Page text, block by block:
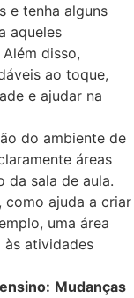
e tenha alguns
aqueles
disso,
ao toque,
e ajudar na
do ambiente de
áreas
da sala de aula.
como ajuda a criar
uma área
às atividades
Mudanças